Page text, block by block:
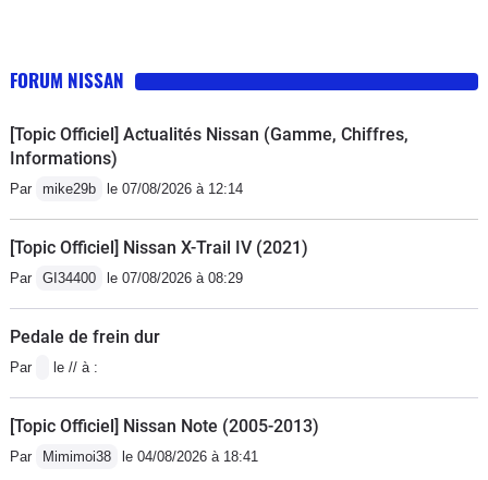
FORUM NISSAN
[Topic Officiel] Actualités Nissan (Gamme, Chiffres,
Informations)
Par mike29b le 07/08/2026 à 12:14
[Topic Officiel] Nissan X-Trail IV (2021)
Par GI34400 le 07/08/2026 à 08:29
Pedale de frein dur
Par le // à :
[Topic Officiel] Nissan Note (2005-2013)
Par Mimimoi38 le 04/08/2026 à 18:41